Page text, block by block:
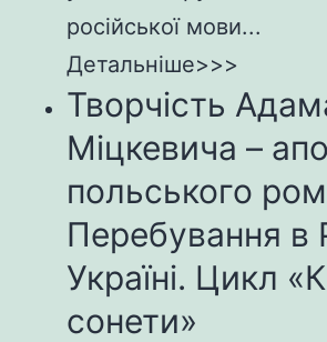
російської мови...
Детальніше>>>
Творчість
Міцкевича –
польського
Перебування в
Україні. Цикл
сонети»